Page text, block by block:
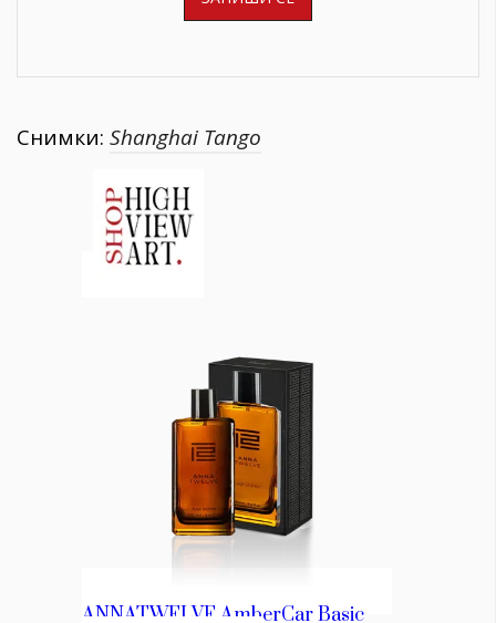
Снимки: Shanghai Tango